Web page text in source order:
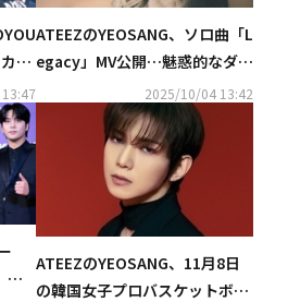
バ
も
ATEEZのYEOSANG、ソロ曲「L
egacy」MV公開…魅惑的なダン
ス＆神秘的な映像美に注目
2025/10/04 13:42
レ
ATEEZのYEOSANG、11月8日
の韓国女子プロバスケットボー